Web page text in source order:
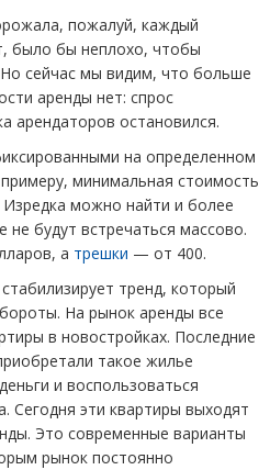
пожалуй, каждый
было бы неплохо, чтобы
сейчас мы видим, что больше
аренды нет: спрос
арендаторов остановился.
на определенном
минимальная стоимость
можно найти и более
будут встречаться массово.
а трешки — от 400.
тренд, который
На рынок аренды все
в новостройках. Последние
такое жилье
и воспользоваться
Сегодня эти квартиры выходят
Это современные варианты
рынок постоянно